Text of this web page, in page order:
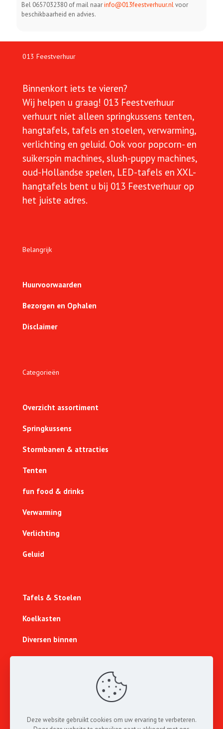
Bel 0657032380 of mail naarinfo@013feestverhuur.nlvoor
beschikbaarheid en advies.
013 Feestverhuur
Binnenkort iets te vieren?
Wij helpen u graag! 013 Feestverhuur
verhuurt niet alleen springkussens tenten,
hangtafels, tafels en stoelen, verwarming,
verlichting en geluid. Ook voor popcorn- en
suikerspin machines, slush-puppy machines,
oud-Hollandse spelen, LED-tafels en XXL-
hangtafels bent u bij 013 Feestverhuur op
het juiste adres.
Belangrijk
Huurvoorwaarden
Bezorgen en Ophalen
Disclaimer
Categorieën
Overzicht assortiment
Springkussens
Stormbanen & attracties
Tenten
fun food & drinks
Verwarming
Verlichting
Geluid
Tafels & Stoelen
Koelkasten
Diversen binnen
Lichtcijfers
Deze website gebruikt cookies om uw ervaring te verbeteren.